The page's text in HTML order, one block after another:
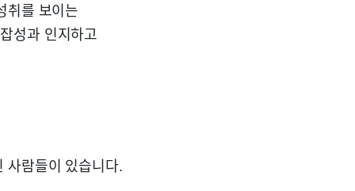
취를 보이는
성과 인지하고
사람들이 있습니다.